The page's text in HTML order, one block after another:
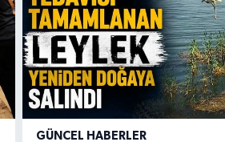
GÜNCEL HABERLER